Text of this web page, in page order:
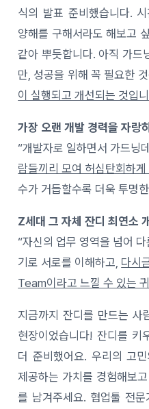
식의 발표 준비했습니다.
양해를 구해서라도 해보고
같아 뿌듯합니다. 아직 가드
만, 성공을 위해 꼭 필요한
이 실행되고 개선되는 것입
가장 오랜 개발 경력을 자랑
“개발자로 일하면서 가드닝
람들끼리 모여 허심탄회하
수가 거듭할수록 더욱 투명
Z세대 그 자체 잔디 최연소
“자신의 업무 영역을 넘어
기로 서로를 이해하고, 다시
Team이라고 느낄 수 있는
지금까지 잔디를 만드는 사
현장이었습니다! 잔디를 키
더 준비했어요. 우리의 고
제공하는 가치를 경험해보
를 남겨주세요. 협업툴 전